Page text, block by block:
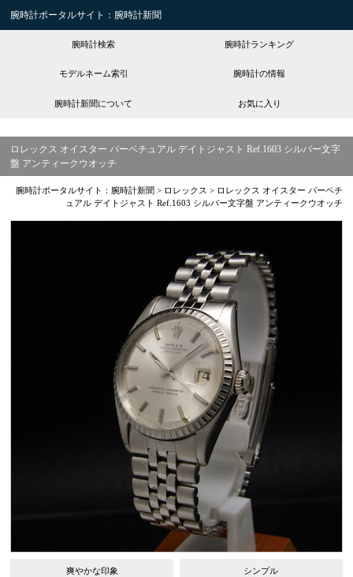
腕時計ポータルサイト：腕時計新聞
腕時計検索 腕時計ランキング
モデルネーム索引 腕時計の情報
腕時計新聞について お気に入り
ロレックス オイスター パーペチュアル デイトジャスト Ref.1603 シルバー文字
盤 アンティークウオッチ
腕時計ポータルサイト：腕時計新聞 > ロレックス > ロレックス オイスター パーペチ
ュアル デイトジャスト Ref.1603 シルバー文字盤 アンティークウオッチ
爽やかな印象 シンプル